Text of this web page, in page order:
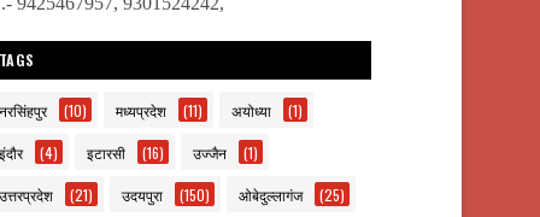
(10) मध्यप्रदेश (11) अयोध्या (1)
(4) इटारसी (16) उज्जैन (1)
(21) उदयपुरा (150) ओबेदुल्लागंज (25)